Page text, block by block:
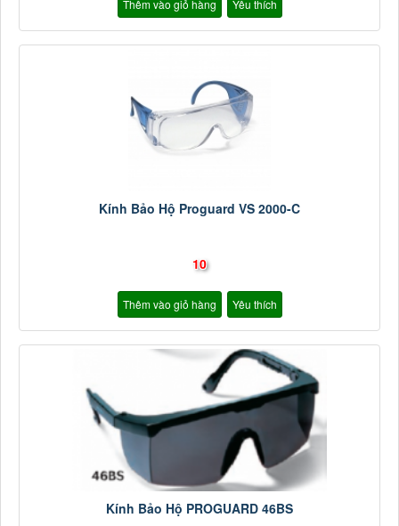
Thêm vào giỏ hàng Yêu thích
Kính Bảo Hộ Proguard VS 2000-C
10
Thêm vào giỏ hàng Yêu thích
Kính Bảo Hộ PROGUARD 46BS